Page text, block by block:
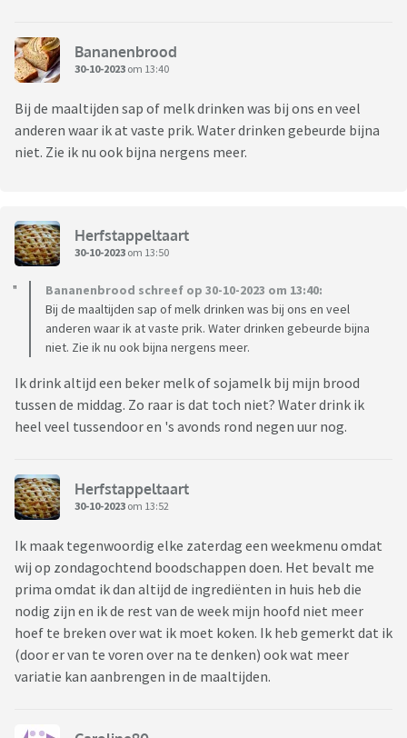
Bananenbrood
30-10-2023 om 13:40
Bij de maaltijden sap of melk drinken was bij ons en veel
anderen waar ik at vaste prik. Water drinken gebeurde bijna
niet. Zie ik nu ook bijna nergens meer.
Herfstappeltaart
30-10-2023 om 13:50
Bananenbrood schreef op 30-10-2023 om 13:40:
Bij de maaltijden sap of melk drinken was bij ons en veel
anderen waar ik at vaste prik. Water drinken gebeurde bijna
niet. Zie ik nu ook bijna nergens meer.
Ik drink altijd een beker melk of sojamelk bij mijn brood
tussen de middag. Zo raar is dat toch niet? Water drink ik
heel veel tussendoor en 's avonds rond negen uur nog.
Herfstappeltaart
30-10-2023 om 13:52
Ik maak tegenwoordig elke zaterdag een weekmenu omdat
wij op zondagochtend boodschappen doen. Het bevalt me
prima omdat ik dan altijd de ingrediënten in huis heb die
nodig zijn en ik de rest van de week mijn hoofd niet meer
hoef te breken over wat ik moet koken. Ik heb gemerkt dat ik
(door er van te voren over na te denken) ook wat meer
variatie kan aanbrengen in de maaltijden.